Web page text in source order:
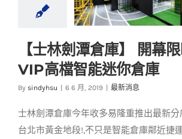
【士林劍潭倉庫】 開
幕限時優惠 VIP高檔
智能迷你倉庫
【士林劍潭倉庫】 開幕
VIP高檔智能迷你倉庫
By sindyhsu | 6 6 月, 2019 | 最新消息
士林劍潭倉庫今年收多易隆重推出最新分
台北市黃金地段!,不只是智能倉庫鄰近捷